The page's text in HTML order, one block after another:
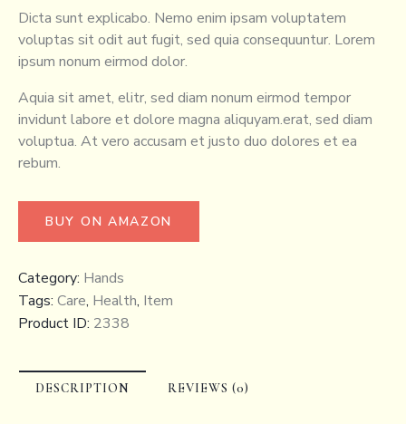
Dicta sunt explicabo. Nemo enim ipsam voluptatem
voluptas sit odit aut fugit, sed quia consequuntur. Lorem
ipsum nonum eirmod dolor.
Aquia sit amet, elitr, sed diam nonum eirmod tempor
invidunt labore et dolore magna aliquyam.erat, sed diam
voluptua. At vero accusam et justo duo dolores et ea
rebum.
BUY ON AMAZON
Category: Hands
Tags: Care, Health, Item
Product ID: 2338
DESCRIPTION REVIEWS (0)